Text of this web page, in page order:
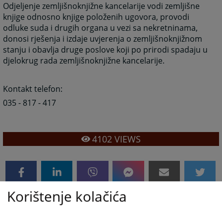
Odjeljenje zemljišnoknjižne kancelarije vodi zemljišne
knjige odnosno knjige položenih ugovora, provodi
odluke suda i drugih organa u vezi sa nekretninama,
donosi rješenja i izdaje uvjerenja o zemljišnoknjižnom
stanju i obavlja druge poslove koji po prirodi spadaju u
djelokrug rada zemljišnoknjižne kancelarije.
Kontakt telefon:
035 - 817 - 417
4102 VIEWS
Korištenje kolačića